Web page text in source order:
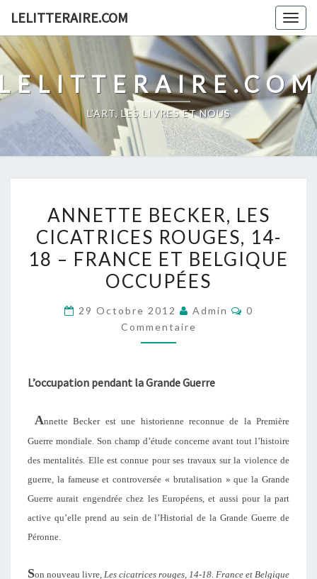
content
LELITTERAIRE.COM
L'ART, LES LIVRES ET NOUS
BECKER,
LES
CICATRICES
ROUGES,
18
–
BELGIQUE
ANNETTE BECKER, LES
CICATRICES ROUGES, 14-
18 – FRANCE ET BELGIQUE
OCCUPÉES
29 Octobre 2012 Admin
0
Commentaire
L’occupation pendant la Grande Guerre
Annette Becker est une historienne reconnue de la Première
Guerre mondiale. Son champ d’étude concerne avant tout l’histoire
des mentalités. Elle est connue pour ses travaux sur la violence de
guerre, la fameuse et controversée « brutalisation » que la Grande
Guerre aurait engendrée chez les Européens, et aussi pour la part
active qu’elle prend au sein de l’Historial de la Grande Guerre de
Péronne.
Son nouveau livre, Les cicatrices rouges, 14-18. France et Belgique